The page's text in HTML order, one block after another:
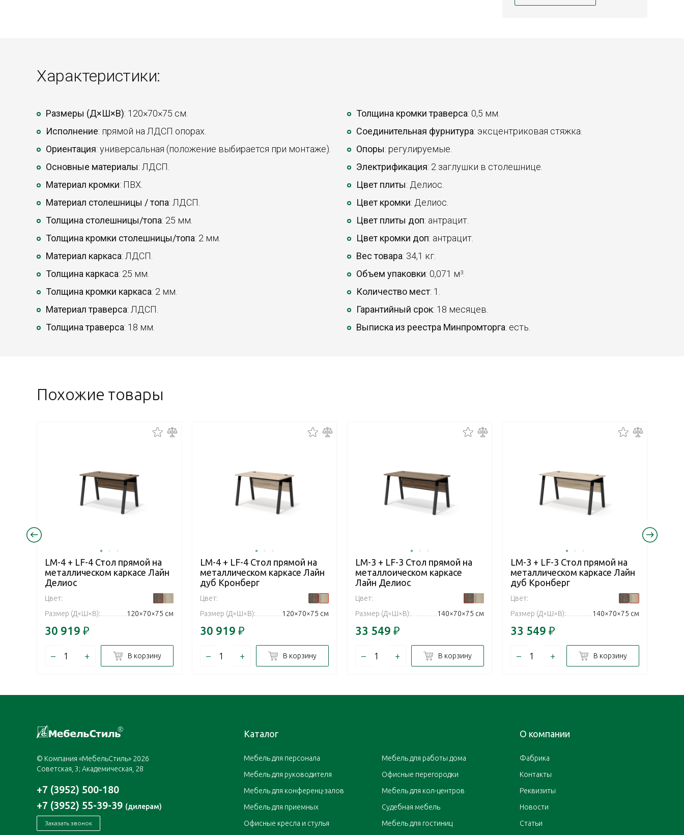
Характеристики:
Размеры (Д×Ш×В): 120×70×75 см.
Исполнение: прямой на ЛДСП опорах.
Ориентация: универсальная (положение выбирается при монтаже).
Основные материалы: ЛДСП.
Материал кромки: ПВХ.
Материал столешницы / топа: ЛДСП.
Толщина столешницы/топа: 25 мм.
Толщина кромки столешницы/топа: 2 мм.
Материал каркаса: ЛДСП.
Толщина каркаса: 25 мм.
Толщина кромки каркаса: 2 мм.
Материал траверса: ЛДСП.
Толщина траверса: 18 мм.
Толщина кромки траверса: 0,5 мм.
Соединительная фурнитура: эксцентриковая стяжка.
Опоры: регулируемые.
Электрификация: 2 заглушки в столешнице.
Цвет плиты: Делиос.
Цвет кромки: Делиос.
Цвет плиты доп: антрацит.
Цвет кромки доп: антрацит.
Вес товара: 34,1 кг.
Объем упаковки: 0,071 м3.
Количество мест: 1.
Гарантийный срок: 18 месяцев.
Выписка из реестра Минпромторга: есть.
Похожие товары
LM-4 + LF-4 Стол прямой на
металлическом каркасе Лайн
Делиос
Цвет:
Размер (Д×Ш×В):
120×70×75 см
30 919 ₽
– + В корзину
LM-4 + LF-4 Стол прямой на
металлическом каркасе Лайн
дуб Кронберг
Цвет:
Размер (Д×Ш×В):
120×70×75 см
30 919 ₽
– + В корзину
LM-3 + LF-3 Стол прямой на
металлоическом каркасе
Лайн Делиос
Цвет:
Размер (Д×Ш×В):
140×70×75 см
33 549 ₽
– + В корзину
LM-3 + LF-3 Стол прямой на
металлическом каркасе Лайн
дуб Кронберг
Цвет:
Размер (Д×Ш×В):
140×70×75 см
33 549 ₽
– + В корзину
© Компания «МебельСтиль» 2026
Советская, 3; Академическая, 28
+7 (3952) 500-180
+7 (3952) 55-39-39 (дилерам)
Заказать звонок
Каталог
Мебель для персонала
Мебель для руководителя
Мебель для конференц-залов
Мебель для приемных
Офисные кресла и стулья
Мебель для работы дома
Офисные перегородки
Мебель для кол-центров
Судебная мебель
Мебель для гостиниц
О компании
Фабрика
Контакты
Реквизиты
Новости
Статьи